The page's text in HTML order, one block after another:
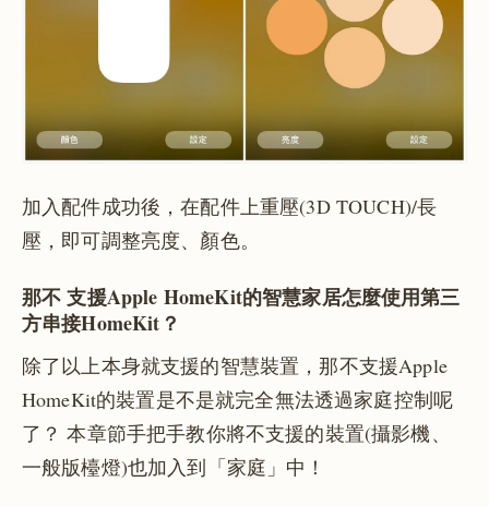
加入配件成功後，在配件上重壓(3D TOUCH)/長
壓，即可調整亮度、顏色。
那不支援Apple HomeKit的智慧家居怎麼使用第三
方串接HomeKit？
除了以上本身就支援的智慧裝置，那不支援Apple
HomeKit的裝置是不是就完全無法透過家庭控制呢
了？ 本章節手把手教你將不支援的裝置(攝影機、
一般版檯燈)也加入到「家庭」中！